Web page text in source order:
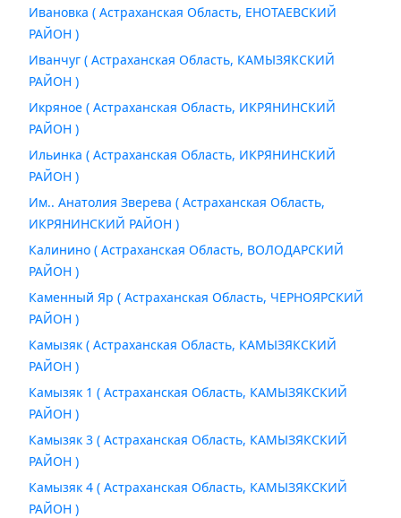
Ивановка ( Астраханская Область, ЕНОТАЕВСКИЙ
РАЙОН )
Иванчуг ( Астраханская Область, КАМЫЗЯКСКИЙ
РАЙОН )
Икряное ( Астраханская Область, ИКРЯНИНСКИЙ
РАЙОН )
Ильинка ( Астраханская Область, ИКРЯНИНСКИЙ
РАЙОН )
Им.. Анатолия Зверева ( Астраханская Область,
ИКРЯНИНСКИЙ РАЙОН )
Калинино ( Астраханская Область, ВОЛОДАРСКИЙ
РАЙОН )
Каменный Яр ( Астраханская Область, ЧЕРНОЯРСКИЙ
РАЙОН )
Камызяк ( Астраханская Область, КАМЫЗЯКСКИЙ
РАЙОН )
Камызяк 1 ( Астраханская Область, КАМЫЗЯКСКИЙ
РАЙОН )
Камызяк 3 ( Астраханская Область, КАМЫЗЯКСКИЙ
РАЙОН )
Камызяк 4 ( Астраханская Область, КАМЫЗЯКСКИЙ
РАЙОН )